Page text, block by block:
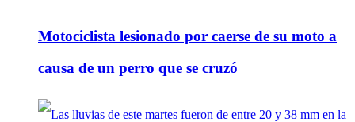
Motociclista lesionado por caerse de su moto a
causa de un perro que se cruzó